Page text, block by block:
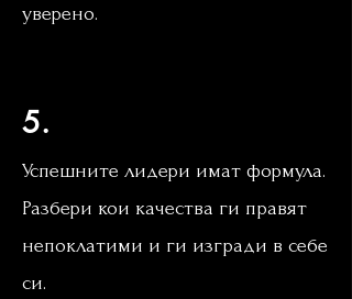
уверено.
5.
Успешните лидери имат формула.
Разбери кои качества ги правят
непоклатими и ги изгради в себе
си.